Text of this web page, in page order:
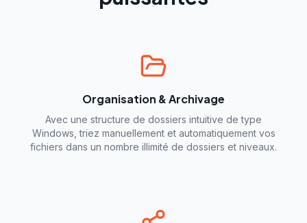
Organisation & Archivage
Avec une structure de dossiers intuitive de type
Windows, triez manuellement et automatiquement vos
fichiers dans un nombre illimité de dossiers et niveaux.